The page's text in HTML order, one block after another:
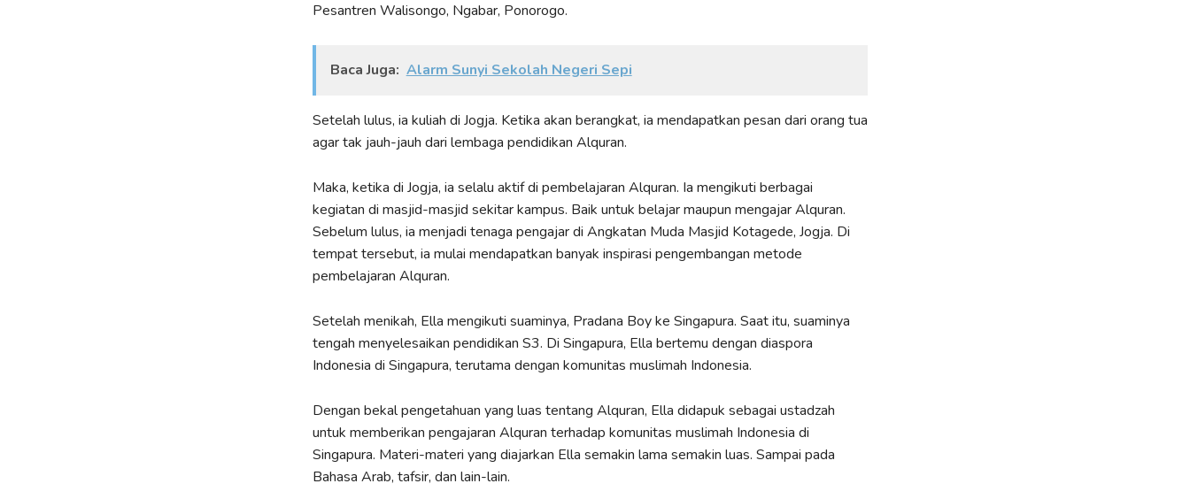
Pesantren Walisongo, Ngabar, Ponorogo.
Baca Juga: Alarm Sunyi Sekolah Negeri Sepi
Setelah lulus, ia kuliah di Jogja. Ketika akan berangkat, ia mendapatkan pesan dari orang tua
agar tak jauh-jauh dari lembaga pendidikan Alquran.
Maka, ketika di Jogja, ia selalu aktif di pembelajaran Alquran. Ia mengikuti berbagai
kegiatan di masjid-masjid sekitar kampus. Baik untuk belajar maupun mengajar Alquran.
Sebelum lulus, ia menjadi tenaga pengajar di Angkatan Muda Masjid Kotagede, Jogja. Di
tempat tersebut, ia mulai mendapatkan banyak inspirasi pengembangan metode
pembelajaran Alquran.
Setelah menikah, Ella mengikuti suaminya, Pradana Boy ke Singapura. Saat itu, suaminya
tengah menyelesaikan pendidikan S3. Di Singapura, Ella bertemu dengan diaspora
Indonesia di Singapura, terutama dengan komunitas muslimah Indonesia.
Dengan bekal pengetahuan yang luas tentang Alquran, Ella didapuk sebagai ustadzah
untuk memberikan pengajaran Alquran terhadap komunitas muslimah Indonesia di
Singapura. Materi-materi yang diajarkan Ella semakin lama semakin luas. Sampai pada
Bahasa Arab, tafsir, dan lain-lain.